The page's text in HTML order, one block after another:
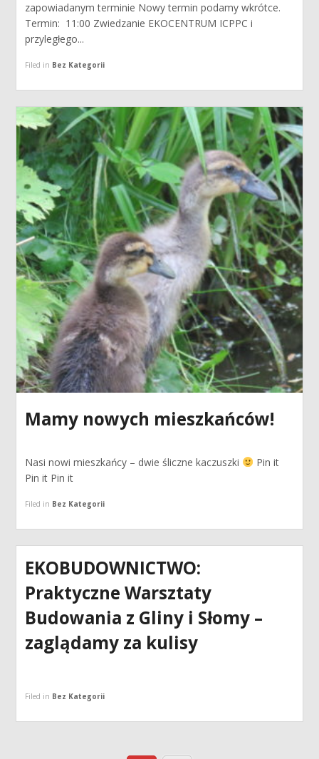
zapowiadanym terminie Nowy termin podamy wkrótce.
Termin: 11:00 Zwiedzanie EKOCENTRUM ICPPC i
przyległego...
Filed in Bez Kategorii
Mamy nowych mieszkańców!
Nasi nowi mieszkańcy – dwie śliczne kaczuszki
Pin it
Pin it Pin it
Filed in Bez Kategorii
EKOBUDOWNICTWO:
Praktyczne Warsztaty
Budowania z Gliny i Słomy –
zaglądamy za kulisy
Filed in Bez Kategorii